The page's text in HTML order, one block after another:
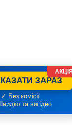
ЗАРАЗ
✓ Без комісії
та вигідно
АКЦІЯ